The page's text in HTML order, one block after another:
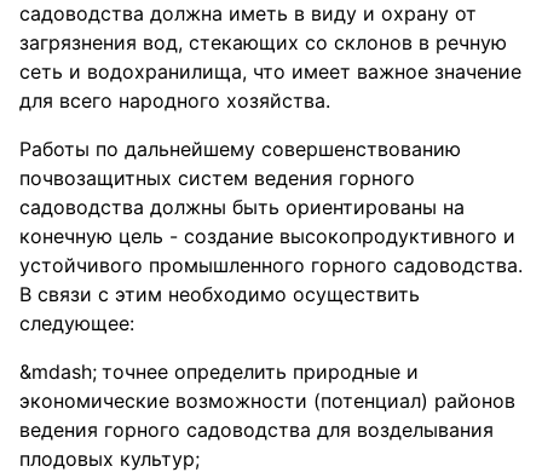
садоводства должна иметь в виду и охрану от
загрязнения вод, стекающих со склонов в речную
сеть и водохранилища, что имеет важное значение
для всего народного хозяйства.
Работы по дальнейшему совершенствованию
почвозащитных систем ведения горного
садоводства должны быть ориентированы на
конечную цель - создание высокопродуктивного и
устойчивого промышленного горного садоводства.
В связи с этим необходимо осуществить
следующее:
точнее определить природные и
экономические возможности (потенциал) районов
ведения горного садоводства для возделывания
плодовых культур;